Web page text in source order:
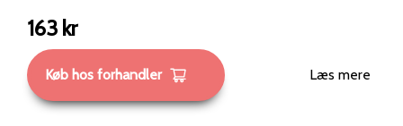
163 kr
Køb hos forhandler Læs mere